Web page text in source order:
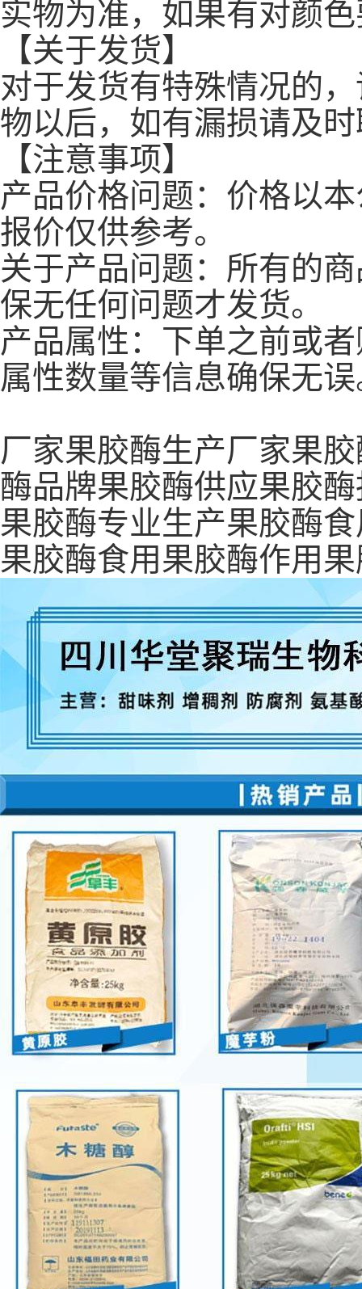
实物为准，如果有对颜
【关于发货】
对于发货有特殊情况的
物以后，如有漏损请及
【注意事项】
产品价格问题：价格以
报价仅供参考。
关于产品问题：所有的
保无任何问题才发货。
产品属性：下单之前或
属性数量等信息确保无
厂家果胶酶生产厂家果
酶品牌果胶酶供应果胶
果胶酶专业生产果胶酶
果胶酶食用果胶酶作用